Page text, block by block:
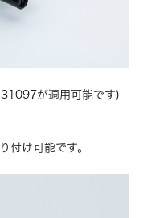
が適用可能です)
付け可能です。